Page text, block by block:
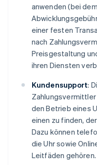
anwenden (bei
einer festen
nach
Preisgestaltung
ihren Diensten
Kundensupport:
den Betrieb eines
einen zu finden,
Dazu können
die Uhr sowie
Leitfäden gehören.